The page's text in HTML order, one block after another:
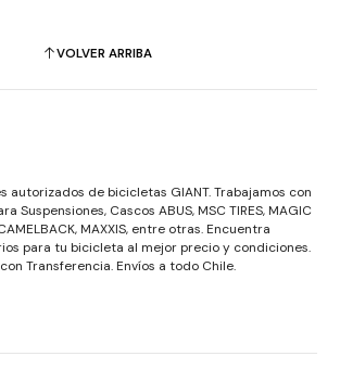
VOLVER ARRIBA
autorizados de bicicletas GIANT. Trabajamos con
Suspensiones, Cascos ABUS, MSC TIRES, MAGIC
MAXXIS, entre otras. Encuentra
para tu bicicleta al mejor precio y condiciones.
Transferencia. Envíos a todo Chile.